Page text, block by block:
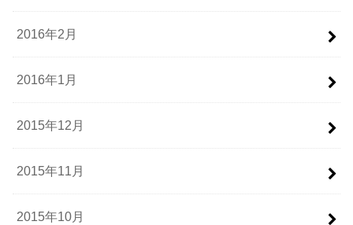
2016年2月
2016年1月
2015年12月
2015年11月
2015年10月